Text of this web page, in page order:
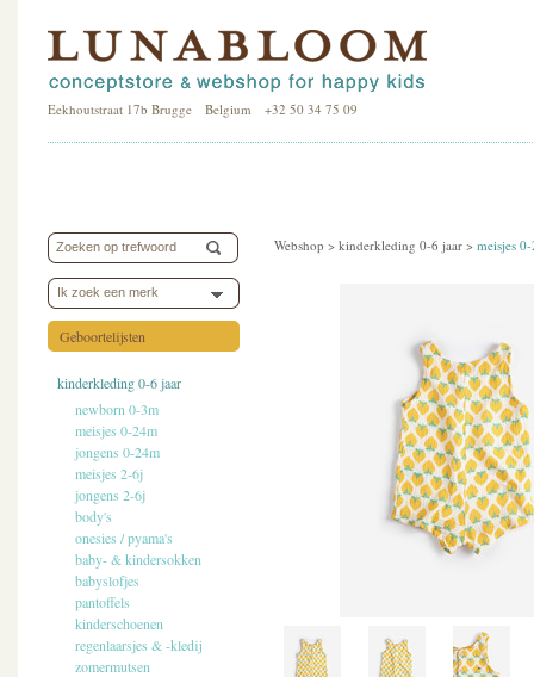
Eekhoutstraat 17b Brugge Belgium +32 50 34 75 09
Ik zoek een merk
Geboortelijsten
kinderkleding 0-6 jaar
newborn 0-3m
meisjes 0-24m
jongens 0-24m
meisjes 2-6j
jongens 2-6j
body's
onesies / pyama's
baby- & kindersokken
babyslofjes
pantoffels
kinderschoenen
regenlaarsjes & -kledij
zomermutsen
Webshop > kinderkleding 0-6 jaar > meisjes